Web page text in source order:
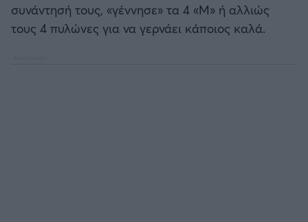
Μάντσεστερ Σίτι
συνάντησή τους, «γέννησε» τα 4 «Μ» ή αλλιώς
τους 4 πυλώνες για να γερνάει κάποιος καλά.